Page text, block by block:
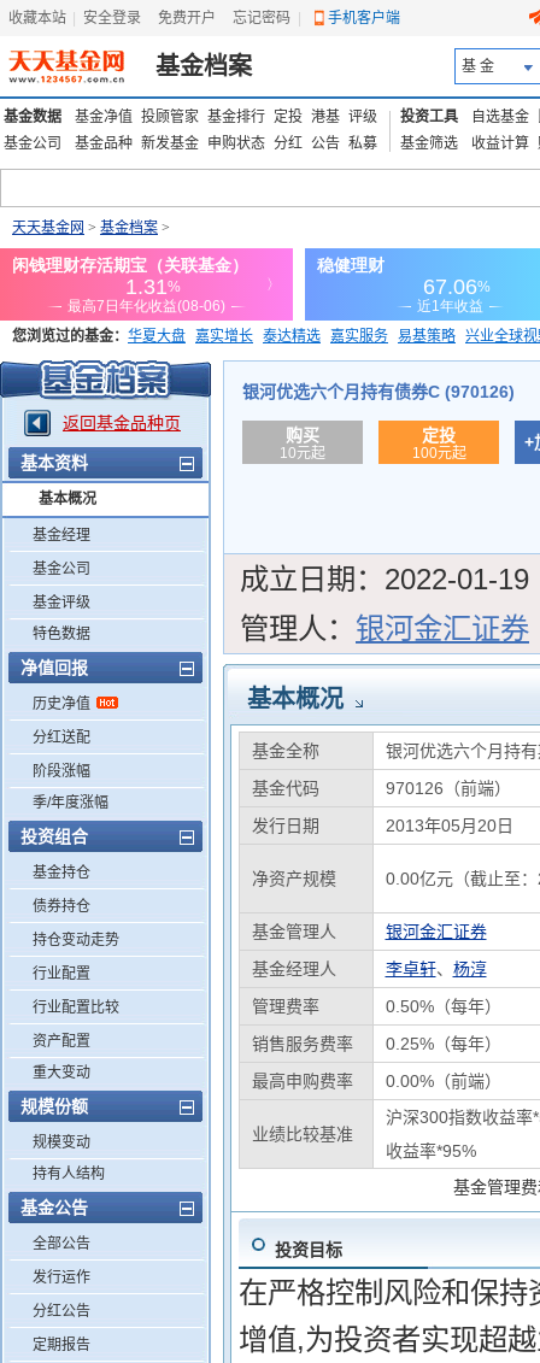
收藏本站 安全登录 免费开户 忘记密码 手机客户端
基金档案 基 金
基金数据 基金净值 投顾管家 基金排行 定投 港基 评级
基金公司
基金品种 新发基金 申购状态 分红 公告 私募
投资工具 自选基金
基金筛选
收益计算
天天基金网 > 基金档案 >
您浏览过的基金： 华夏大盘 嘉实增长 泰达精选 嘉实服务 易基策略 兴业全球
添富优势 华安宏利 上证180价值ETF
返回基金品种页
基本资料
基本概况
基金经理
基金公司
基金评级
特色数据
净值回报
历史净值
分红送配
阶段涨幅
季/年度涨幅
投资组合
基金持仓
债券持仓
持仓变动走势
行业配置
行业配置比较
资产配置
重大变动
规模份额
规模变动
持有人结构
基金公告
全部公告
发行运作
分红公告
定期报告
银河优选六个月持有债券C (970126)
购买
10元起
定投
100元起
+
成立日期： 2022-01-19
管理人： 银河金汇证券
基本概况
基金全称
银河优选六个月持
基金代码
970126（前端）
发行日期
2013年05月20日
净资产规模 0.00亿元（截止至
基金管理人
银河金汇证券
基金经理人
李卓轩、 杨淳
管理费率
0.50%（每年）
销售服务费率
0.25%（每年）
最高申购费率
0.00%（前端）
业绩比较基准
沪深300指数收益率
收益率*95%
基金管理
投资目标
在严格控制风险和保
增值,为投资者实现超